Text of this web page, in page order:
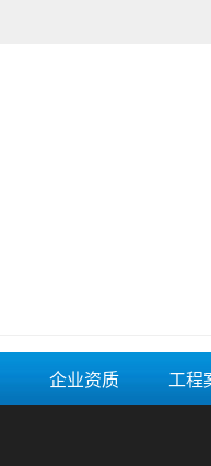
企业资质 工程